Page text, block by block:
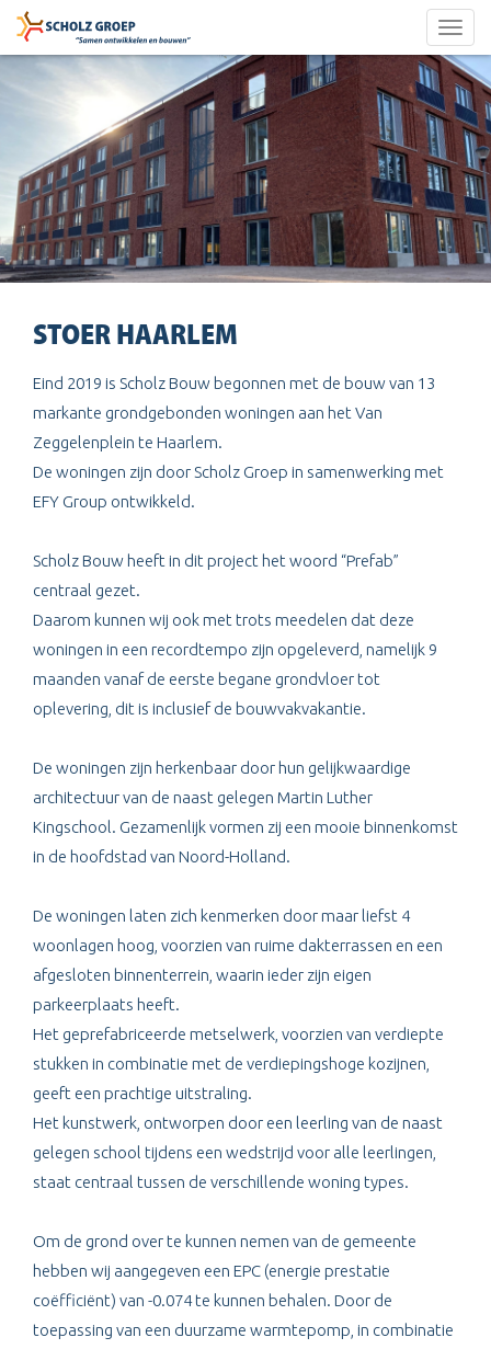
STOER HAARLEM
Eind 2019 is Scholz Bouw begonnen met de bouw van 13
markante grondgebonden woningen aan het Van
Zeggelenplein te Haarlem.
De woningen zijn door Scholz Groep in samenwerking met
EFY Group ontwikkeld.
Scholz Bouw heeft in dit project het woord “Prefab”
centraal gezet.
Daarom kunnen wij ook met trots meedelen dat deze
woningen in een recordtempo zijn opgeleverd, namelijk 9
maanden vanaf de eerste begane grondvloer tot
oplevering, dit is inclusief de bouwvakvakantie.
De woningen zijn herkenbaar door hun gelijkwaardige
architectuur van de naast gelegen Martin Luther
Kingschool. Gezamenlijk vormen zij een mooie binnenkomst
in de hoofdstad van Noord-Holland.
De woningen laten zich kenmerken door maar liefst 4
woonlagen hoog, voorzien van ruime dakterrassen en een
afgesloten binnenterrein, waarin ieder zijn eigen
parkeerplaats heeft.
Het geprefabriceerde metselwerk, voorzien van verdiepte
stukken in combinatie met de verdiepingshoge kozijnen,
geeft een prachtige uitstraling.
Het kunstwerk, ontworpen door een leerling van de naast
gelegen school tijdens een wedstrijd voor alle leerlingen,
staat centraal tussen de verschillende woning types.
Om de grond over te kunnen nemen van de gemeente
hebben wij aangegeven een EPC (energie prestatie
coëfficiënt) van -0.074 te kunnen behalen. Door de
toepassing van een duurzame warmtepomp, in combinatie